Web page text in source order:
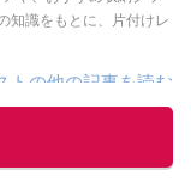
知識をもとに、片付けレ
トの他の記事を読む